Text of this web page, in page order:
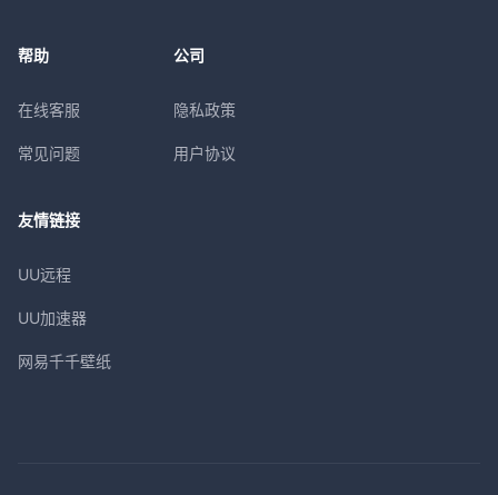
帮助
在线客服
常见问题
公司
隐私政策
用户协议
友情链接
UU远程
UU加速器
网易千千壁纸